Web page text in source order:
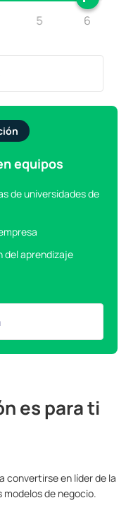
5 6
equipos
de universidades de
del aprendizaje
es para ti
convertirse en líder de la
de negocio.